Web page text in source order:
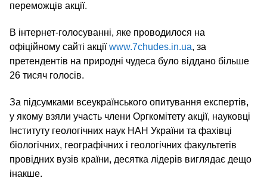
переможців акції.
В інтернет-голосуванні, яке проводилося на
офіційному сайті акціїwww.7chudes.in.ua, за
претендентів на природні чудеса було віддано більше
26 тисяч голосів.
За підсумками всеукраїнського опитування експертів,
у якому взяли участь члени Оргкомітету акції, науковці
Інституту геологічних наук НАН України та фахівці
біологічних, географічних і геологічних факультетів
провідних вузів країни, десятка лідерів виглядає дещо
інакше.